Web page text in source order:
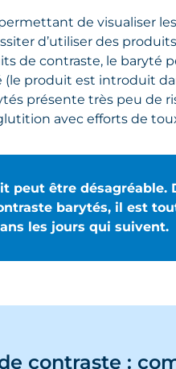
de visualiser
d’utiliser des
de contraste, le baryté
(le produit est introduit
présente très peu de
avec efforts de
peut être désagréable.
barytés, il est
les jours qui suivent.
contraste :